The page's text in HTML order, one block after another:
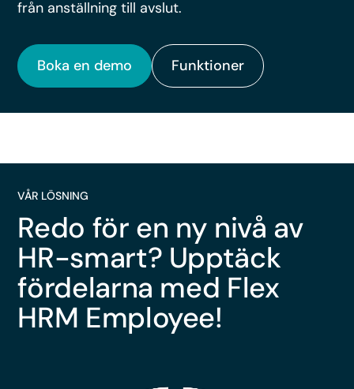
från anställning till avslut.
Boka en demo Funktioner
VÅR LÖSNING
Redo för en ny nivå av
HR-smart? Upptäck
fördelarna med Flex
HRM Employee!